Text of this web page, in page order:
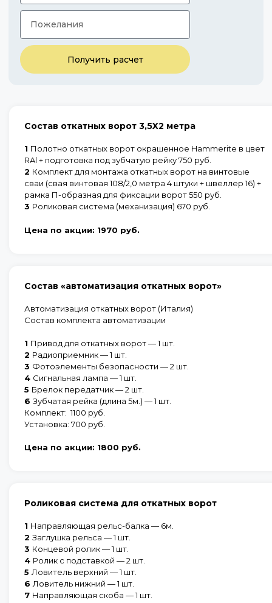
Получить расчет
Состав откатных ворот 3,5X2 метра
1 Полотно откатных ворот окрашенное Hammerite в цвет
RAl + подготовка под зубчатую рейку 750 руб.
2 Комплект для монтажа откатных ворот на винтовые
сваи (свая винтовая 108/2,0 метра 4 штуки + швеллер 16) +
рамка П-образная для фиксации ворот 550 руб.
3 Роликовая система (механизация) 670 руб.
Цена по акции: 1970 руб.
Состав «автоматизация откатных ворот»
Автоматизация откатных ворот (Италия)
Состав комплекта автоматизации
1 Привод для откатных ворот — 1 шт.
2 Радиоприемник — 1 шт.
3 Фотоэлементы безопасности — 2 шт.
4 Сигнальная лампа — 1 шт.
5 Брелок передатчик — 2 шт.
6 Зубчатая рейка (длина 5м.) — 1 шт.
Комплект: 1100 руб.
Установка: 700 руб.
Цена по акции: 1800 руб.
Роликовая система для откатных ворот
1 Направляющая рельс-балка — 6м.
2 Заглушка рельса — 1 шт.
3 Концевой ролик — 1 шт.
4 Ролик с подставкой — 2 шт.
5 Ловитель верхний — 1 шт.
6 Ловитель нижний — 1 шт.
7 Направляющая скоба — 1 шт.